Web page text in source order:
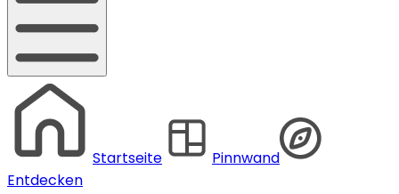
Startseite
Pinnwand
Entdecken